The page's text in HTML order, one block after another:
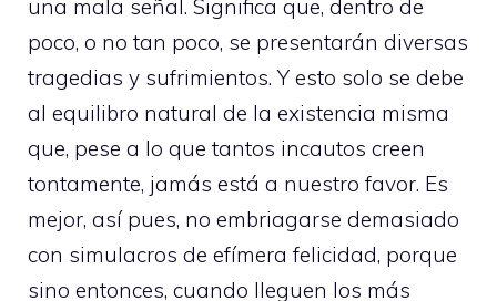
una mala señal. Significa que, dentro de
poco, o no tan poco, se presentarán diversas
tragedias y sufrimientos. Y esto solo se debe
al equilibro natural de la existencia misma
que, pese a lo que tantos incautos creen
tontamente, jamás está a nuestro favor. Es
mejor, así pues, no embriagarse demasiado
con simulacros de efímera felicidad, porque
sino entonces, cuando lleguen los más